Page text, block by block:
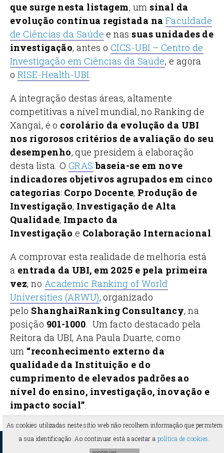
que surge nesta listagem, um sinal da
evolução contínua registada na Faculdade
de Ciências da Saúde e nas suas unidades de
investigação, antes o CICS-UBI – Centro de
Investigação em Ciências da Saúde, e agora
o RISE-Health-UBI
A integração destas áreas, altamente
competitivas a nível mundial, no Ranking de
Xangai, é o corolário da evolução da UBI
nos rigorosos critérios de avaliação do seu
desempenho, que presidem à elaboração
desta lista. O GRAS baseia-se em nove
indicadores objetivos agrupados em cinco
categorias: Corpo Docente, Produção de
Investigação, Investigação de Alta
Qualidade, Impacto da
Investigação e Colaboração Internacional
A comprovar esta realidade de melhoria está
a entrada da UBI, em 2025 e pela primeira
vez, no Academic Ranking of World
Universities (ARWU), organizado
pelo ShanghaiRanking Consultancy, na
posição 901-1000 . Um facto destacado pela
Reitora da UBI, Ana Paula Duarte, como
um “reconhecimento externo da
qualidade da Instituição e do
cumprimento de elevados padrões ao
nível do ensino, investigação, inovação e
impacto social”
As cookies utilizadas neste sítio web não recolhem informação que permitem
a sua identificação. Ao continuar está a aceitar a política de cookies